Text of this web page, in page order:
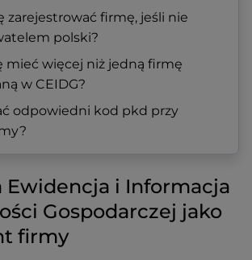
zarejestrować firmę, jeśli nie
polski?
mieć więcej niż jedną firmę
w CEIDG?
odpowiedni kod pkd przy
Ewidencja i Informacja
Gospodarczej jako
firmy